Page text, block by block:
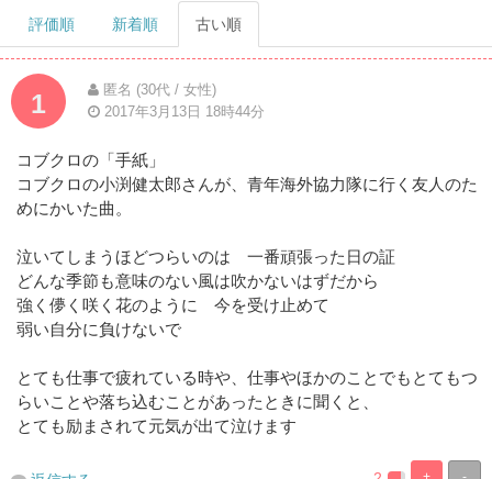
評価順 新着順 古い順
1
匿名 (30代 / 女性)
2017年3月13日 18時44分
コブクロの「手紙」
コブクロの小渕健太郎さんが、青年海外協力隊に行く友人のた
めにかいた曲。
泣いてしまうほどつらいのは 一番頑張った日の証
どんな季節も意味のない風は吹かないはずだから
強く儚く咲く花のように 今を受け止めて
弱い自分に負けないで
とても仕事で疲れている時や、仕事やほかのことでもとてもつ
らいことや落ち込むことがあったときに聞くと、
とても励まされて元気が出て泣けます